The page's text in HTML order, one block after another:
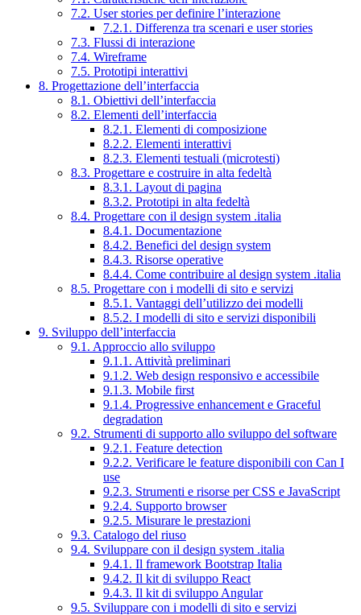
7.2. User stories per definire l’interazione
7.2.1. Differenza tra scenari e user stories
7.3. Flussi di interazione
7.4. Wireframe
7.5. Prototipi interattivi
8. Progettazione dell’interfaccia
8.1. Obiettivi dell’interfaccia
8.2. Elementi dell’interfaccia
8.2.1. Elementi di composizione
8.2.2. Elementi interattivi
8.2.3. Elementi testuali (microtesti)
8.3. Progettare e costruire in alta fedeltà
8.3.1. Layout di pagina
8.3.2. Prototipi in alta fedeltà
8.4. Progettare con il design system .italia
8.4.1. Documentazione
8.4.2. Benefici del design system
8.4.3. Risorse operative
8.4.4. Come contribuire al design system .italia
8.5. Progettare con i modelli di sito e servizi
8.5.1. Vantaggi dell’utilizzo dei modelli
8.5.2. I modelli di sito e servizi disponibili
9. Sviluppo dell’interfaccia
9.1. Approccio allo sviluppo
9.1.1. Attività preliminari
9.1.2. Web design responsivo e accessibile
9.1.3. Mobile first
9.1.4. Progressive enhancement e Graceful
degradation
9.2. Strumenti di supporto allo sviluppo del software
9.2.1. Feature detection
9.2.2. Verificare le feature disponibili con Can I
use
9.2.3. Strumenti e risorse per CSS e JavaScript
9.2.4. Supporto browser
9.2.5. Misurare le prestazioni
9.3. Catalogo del riuso
9.4. Sviluppare con il design system .italia
9.4.1. Il framework Bootstrap Italia
9.4.2. Il kit di sviluppo React
9.4.3. Il kit di sviluppo Angular
9.5. Sviluppare con i modelli di sito e servizi